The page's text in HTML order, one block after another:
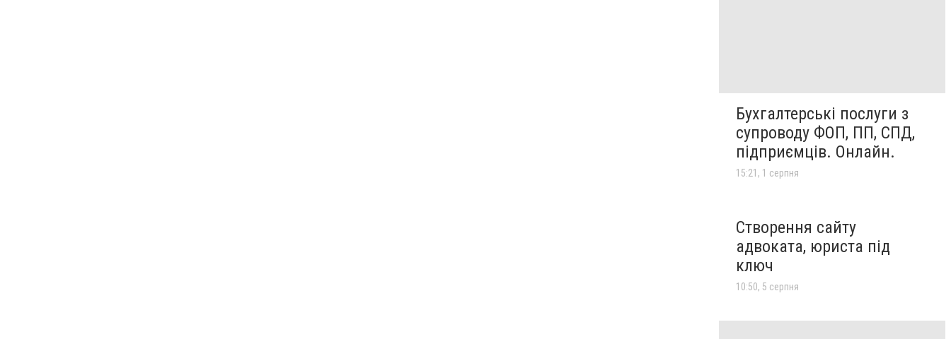
Бухгалтерські послуги з
супроводу ФОП, ПП, СПД,
підприємців. Онлайн.
15:21, 1 серпня
Створення сайту
адвоката, юриста під
ключ
10:50, 5 серпня